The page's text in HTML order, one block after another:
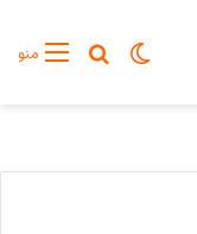
منوجستجو
تغییر پوسته